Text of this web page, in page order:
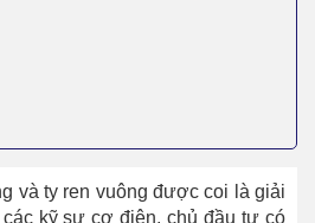
và ty ren vuông được coi là giải
kỹ sư cơ điện, chủ đầu tư có